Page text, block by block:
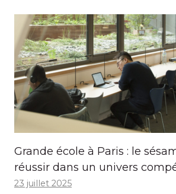
Grande école à Paris : le
réussir dans un univers
23 juillet 2025